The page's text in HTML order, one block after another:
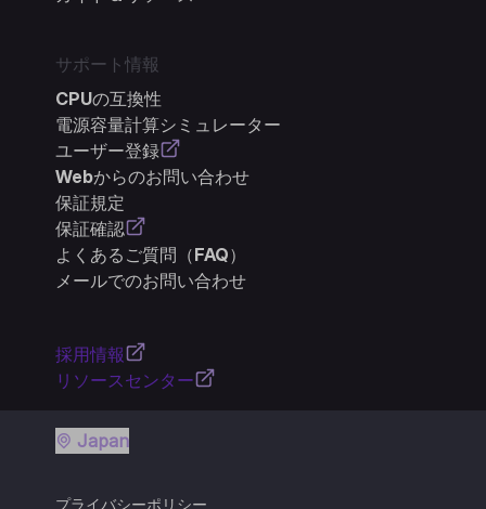
サポート情報
CPUの互換性
電源容量計算シミュレーター
ユーザー登録
Webからのお問い合わせ
保証規定
保証確認
よくあるご質問（FAQ）
メールでのお問い合わせ
採用情報
リソースセンター
プライバシーポリシー
Japan